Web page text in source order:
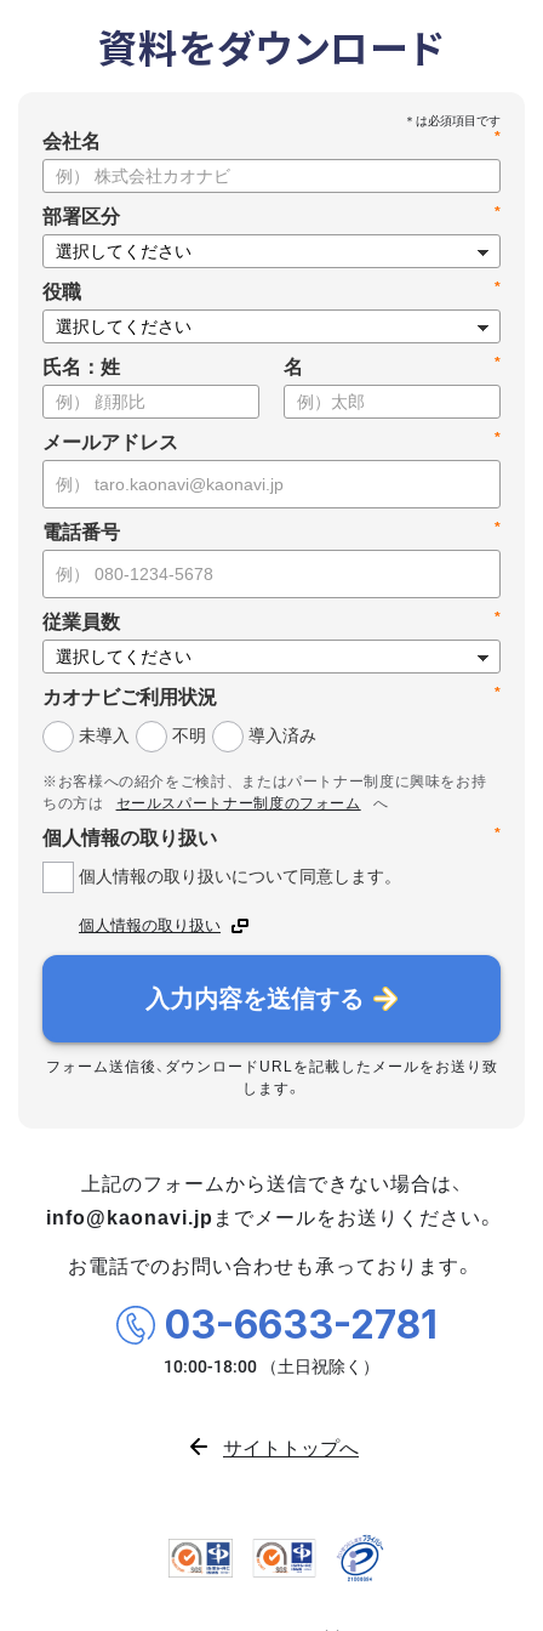
資料をダウンロード
*
会社名
*
部署区分
*
役職
氏名：姓 *
名
*
メールアドレス
*
電話番号
*
従業員数
*
カオナビご利用状況
未導入
不明 導入済み
※お客様への紹介をご検討、またはパートナー制度に興味をお持
ちの方は
セールスパートナー制度のフォーム
へ
*
個人情報の取り扱い
個人情報の取り扱いについて同意します。
個人情報の取り扱い
入力内容を送信する
フォーム送信後、ダウンロードURLを記載したメールをお送り致
します。
上記のフォームから送信できない場合は、
info@kaonavi.jp までメールをお送りください。
お電話でのお問い合わせも承っております。
03-6633-2781
サイトトップへ